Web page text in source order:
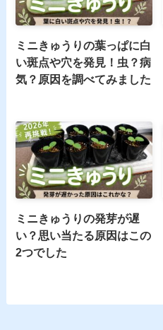
ミニきゅうりの葉っぱに白
い斑点や穴を発見！虫？病
気？原因を調べてみました
ミニきゅうりの発芽が遅
い？思い当たる原因はこの
2つでした